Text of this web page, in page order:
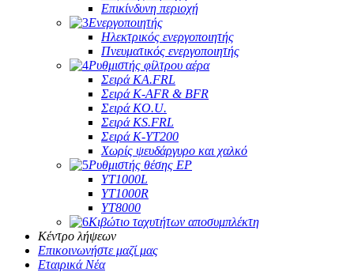
Επικίνδυνη περιοχή
Ενεργοποιητής
Ηλεκτρικός ενεργοποιητής
Πνευματικός ενεργοποιητής
Ρυθμιστής φίλτρου αέρα
Σειρά KA.FRL
Σειρά K-AFR & BFR
Σειρά KO.U.
Σειρά KS.FRL
Σειρά K-YT200
Χωρίς ψευδάργυρο και χαλκό
Ρυθμιστής θέσης EP
YT1000L
YT1000R
YT8000
Κιβώτιο ταχυτήτων αποσυμπλέκτη
Κέντρο λήψεων
Επικοινωνήστε μαζί μας
Εταιρικά Νέα